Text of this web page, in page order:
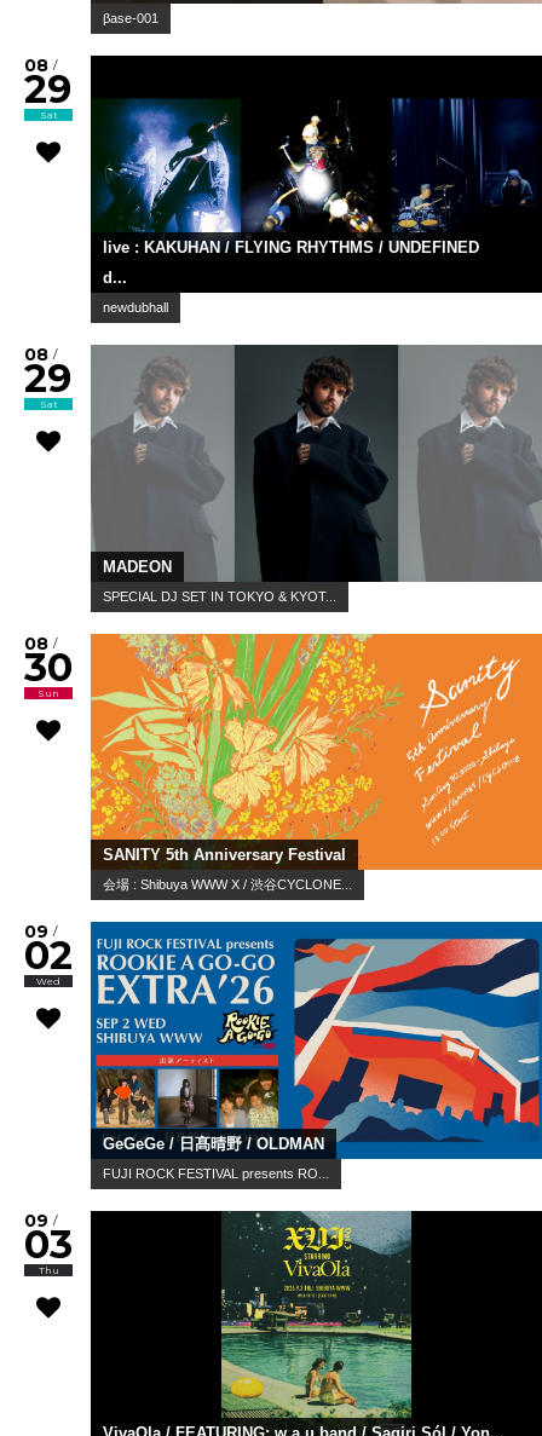
βase-001
08 /
29
Sat
live : KAKUHAN / FLYING RHYTHMS / UNDEFINED
d...
newdubhall
08 /
29
Sat
MADEON
SPECIAL DJ SET IN TOKYO & KYOT...
08 /
30
Sun
SANITY 5th Anniversary Festival
会場 : Shibuya WWW X / 渋谷CYCLONE...
09 /
02
Wed
GeGeGe / 日髙晴野 / OLDMAN
FUJI ROCK FESTIVAL presents RO...
09 /
03
Thu